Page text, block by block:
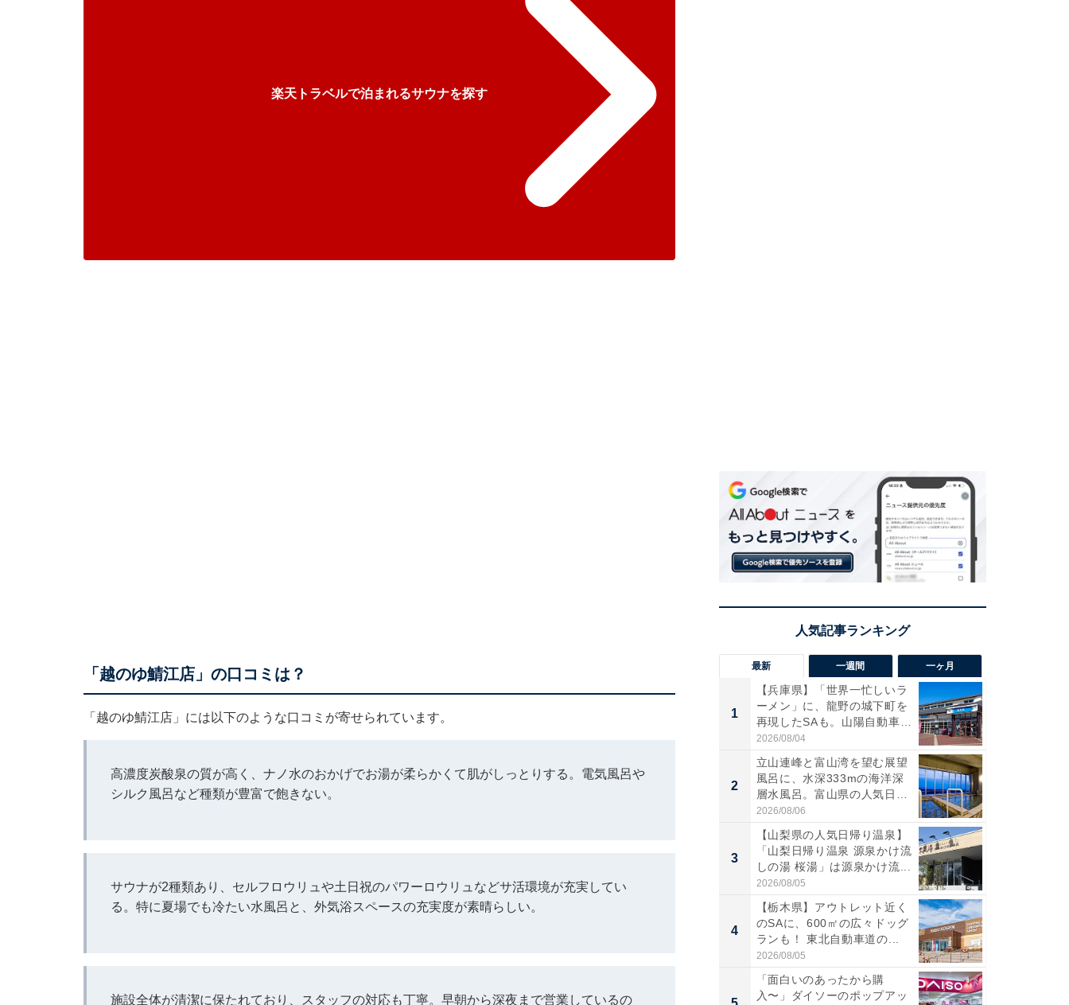
楽天トラベルで泊まれるサウナを探す
「越のゆ鯖江店」の口コミは？
「越のゆ鯖江店」には以下のような口コミが寄せられています。
高濃度炭酸泉の質が高く、ナノ水のおかげでお湯が柔らかくて肌がしっとりする。電気風呂や
シルク風呂など種類が豊富で飽きない。
サウナが2種類あり、セルフロウリュや土日祝のパワーロウリュなどサ活環境が充実してい
る。特に夏場でも冷たい水風呂と、外気浴スペースの充実度が素晴らしい。
施設全体が清潔に保たれており、スタッフの対応も丁寧。早朝から深夜まで営業しているの
最新 一週間 一ヶ月
1
【兵庫県】「世界一忙しいラ
ーメン」に、龍野の城下町を
再現したSAも。山陽自動車
道...
2026/08/04
2
立山連峰と富山湾を望む展望
風呂に、水深333mの海洋深
層水風呂。富山県の人気日
帰...
2026/08/06
3
【山梨県の人気日帰り温泉】
「山梨日帰り温泉 源泉かけ流
しの湯 桜湯」は源泉かけ流...
2026/08/05
4
【栃木県】アウトレット近く
のSAに、600㎡の広々ドッグ
ランも！ 東北自動車道の...
2026/08/05
「面白いのあったから購
入〜」ダイソーのポップアッ